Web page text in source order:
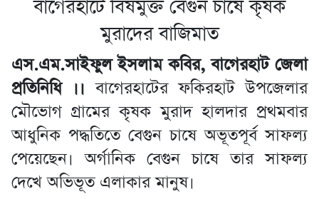
বাগেরহাটে বিষমুক্ত বেগুন চাষে কৃষক
মুরাদের বাজিমাত
এস.এম.সাইফুল ইসলাম কবির, বাগেরহাট জেলা
প্রতিনিধি ।। বাগেরহাটের ফকিরহাট উপজেলার
মৌভোগ গ্রামের কৃষক মুরাদ হালদার প্রথমবার
আধুনিক পদ্ধতিতে বেগুন চাষে অভূতপূর্ব সাফল্য
পেয়েছেন। অর্গানিক বেগুন চাষে তার সাফল্য
দেখে অভিভূত এলাকার মানুষ।